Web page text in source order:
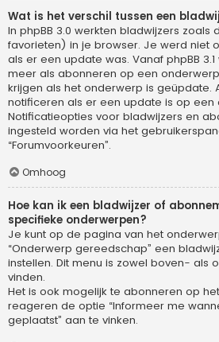
Wat is het verschil tussen een
In phpBB 3.0 werkten bladwijzers zoals
favorieten) in je browser. Je werd niet
als er een update was. Vanaf phpBB
meer als abonneren op een
krijgen als het onderwerp is geüpdate.
notificeren als er een update is op een
Notificatieopties voor bladwijzers en
ingesteld worden via het
“Forumvoorkeuren”.
Omhoog
Hoe kan ik een bladwijzer of
specifieke onderwerpen?
Je kunt op de pagina van het
“Onderwerp gereedschap” een
instellen. Dit menu is zowel boven- als
vinden.
Het is ook mogelijk te abonneren op
reageren de optie “Informeer me
geplaatst” aan te vinken.